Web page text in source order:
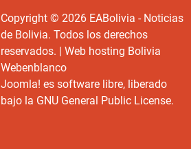
Copyright © 2026 EABolivia - Noticias
de Bolivia. Todos los derechos
reservados. |Web hosting Bolivia
Webenblanco
Joomla! es software libre, liberado
bajo la GNU General Public License.